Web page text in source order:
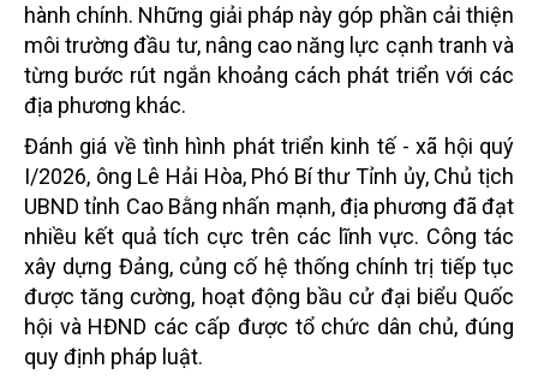
hành chính. Những giải pháp này góp phần cải thiện
môi trường đầu tư, nâng cao năng lực cạnh tranh và
từng bước rút ngắn khoảng cách phát triển với các
địa phương khác.
Đánh giá về tình hình phát triển kinh tế - xã hội quý
I/2026, ông Lê Hải Hòa, Phó Bí thư Tỉnh ủy, Chủ tịch
UBND tỉnh Cao Bằng nhấn mạnh, địa phương đã đạt
nhiều kết quả tích cực trên các lĩnh vực. Công tác
xây dựng Đảng, củng cố hệ thống chính trị tiếp tục
được tăng cường, hoạt động bầu cử đại biểu Quốc
hội và HĐND các cấp được tổ chức dân chủ, đúng
quy định pháp luật.